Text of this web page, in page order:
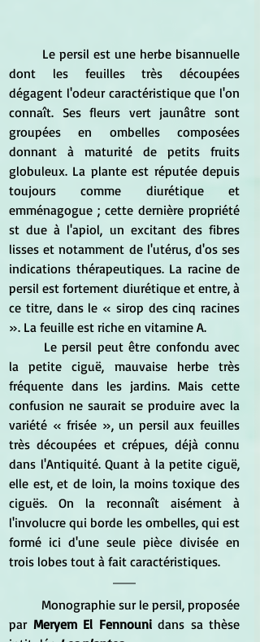
dont les feuilles très découpées
dégagent l'odeur caractéristique que l'on
connaît. Ses fleurs vert jaunâtre sont
groupées en ombelles composées
donnant à maturité de petits fruits
globuleux. La plante est réputée depuis
toujours comme diurétique et
emménagogue ; cette dernière propriété
st due à l'apiol, un excitant des fibres
lisses et notamment de l'utérus, d'os ses
indications thérapeutiques. La racine de
persil est fortement diurétique et entre, à
ce titre, dans le « sirop des cinq racines
». La feuille est riche en vitamine A.
la petite ciguë, mauvaise herbe très
fréquente dans les jardins. Mais cette
confusion ne saurait se produire avec la
variété « frisée », un persil aux feuilles
très découpées et crépues, déjà connu
dans l'Antiquité. Quant à la petite ciguë,
elle est, et de loin, la moins toxique des
ciguës. On la reconnaît aisément à
l'involucre qui borde les ombelles, qui est
formé ici d'une seule pièce divisée en
trois lobes tout à fait caractéristiques.
par Meryem El Fennouni dans sa thèse